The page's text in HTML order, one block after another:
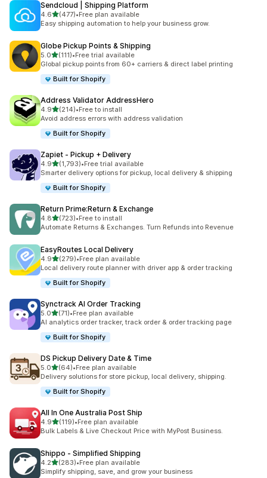
Sendcloud | Shipping Platform
4.6เต็ม 5 ดาว
(477)
ทั้งหมด 477 รีวิว
•Free plan available
Easy shipping automation to help your business grow.
Globe Pickup Points & Shipping
5.0เต็ม 5 ดาว
(111)
ทั้งหมด 111 รีวิว
•Free trial available
Global pickup points from 60+ carriers & direct label printing
Built for Shopify
Address Validator AddressHero
4.9เต็ม 5 ดาว
(214)
ทั้งหมด 214 รีวิว
•Free to install
Avoid address errors with address validation
Built for Shopify
Zapiet ‑ Pickup + Delivery
4.9เต็ม 5 ดาว
(1,793)
ทั้งหมด 1793 รีวิว
•Free trial available
Smarter delivery options for pickup, local delivery & shipping
Built for Shopify
Return Prime:Return & Exchange
4.8เต็ม 5 ดาว
(723)
ทั้งหมด 723 รีวิว
•Free to install
Automate Returns & Exchanges. Turn Refunds into Revenue
EasyRoutes Local Delivery
4.9เต็ม 5 ดาว
(279)
ทั้งหมด 279 รีวิว
•Free plan available
Local delivery route planner with driver app & order tracking
Built for Shopify
Synctrack AI Order Tracking
5.0เต็ม 5 ดาว
(71)
ทั้งหมด 71 รีวิว
•Free plan available
AI analytics order tracker, track order & order tracking page
Built for Shopify
DS Pickup Delivery Date & Time
5.0เต็ม 5 ดาว
(64)
ทั้งหมด 64 รีวิว
•Free plan available
Delivery solutions for store pickup, local delivery, shipping.
Built for Shopify
All In One Australia Post Ship
4.9เต็ม 5 ดาว
(119)
ทั้งหมด 119 รีวิว
•Free plan available
Bulk Labels & Live Checkout Price with MyPost Business.
Shippo ‑ Simplified Shipping
4.2เต็ม 5 ดาว
(283)
ทั้งหมด 283 รีวิว
•Free plan available
Simplify shipping, save, and grow your business